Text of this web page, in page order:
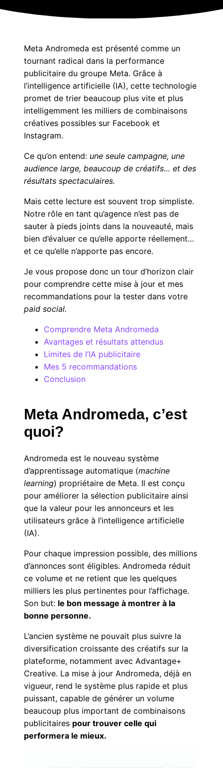
Meta Andromeda est présenté comme un
tournant radical dans la performance
publicitaire du groupe Meta. Grâce à
l’intelligence artificielle (IA), cette technologie
promet de trier beaucoup plus vite et plus
intelligemment les milliers de combinaisons
créatives possibles sur Facebook et
Instagram.
Ce qu’on entend: une seule campagne, une
audience large, beaucoup de créatifs… et des
résultats spectaculaires.
Mais cette lecture est souvent trop simpliste.
Notre rôle en tant qu’agence n’est pas de
sauter à pieds joints dans la nouveauté, mais
bien d’évaluer ce qu’elle apporte réellement…
et ce qu’elle n’apporte pas encore.
Je vous propose donc un tour d’horizon clair
pour comprendre cette mise à jour et mes
recommandations pour la tester dans votre
paid social.
Comprendre Meta Andromeda
Avantages et résultats attendus
Limites de l’IA publicitaire
Mes 5 recommandations
Conclusion
Meta Andromeda, c’est
quoi?
Andromeda est le nouveau système
d’apprentissage automatique (machine
learning) propriétaire de Meta. Il est conçu
pour améliorer la sélection publicitaire ainsi
que la valeur pour les annonceurs et les
utilisateurs grâce à l’intelligence artificielle
(IA).
Pour chaque impression possible, des millions
d’annonces sont éligibles. Andromeda réduit
ce volume et ne retient que les quelques
milliers les plus pertinentes pour l’affichage.
Son but: le bon message à montrer à la
bonne personne.
L’ancien système ne pouvait plus suivre la
diversification croissante des créatifs sur la
plateforme, notamment avec Advantage+
Creative. La mise à jour Andromeda, déjà en
vigueur, rend le système plus rapide et plus
puissant, capable de générer un volume
beaucoup plus important de combinaisons
publicitaires pour trouver celle qui
performera le mieux.